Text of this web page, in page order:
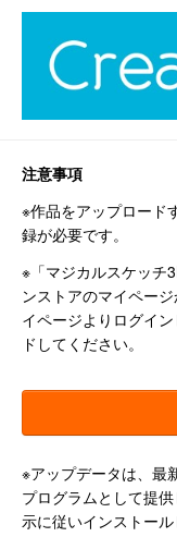
注意事項
※作品をアップロード
録が必要です。
※「マジカルスケッチ
ンストアのマイペー
イページよりログイ
ドしてください。
※アップデータは、最
プログラムとして提
示に従いインストール